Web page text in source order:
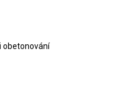
obetonování